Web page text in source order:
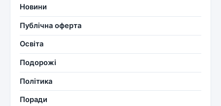
Новини
Публічна оферта
Освіта
Подорожі
Політика
Поради